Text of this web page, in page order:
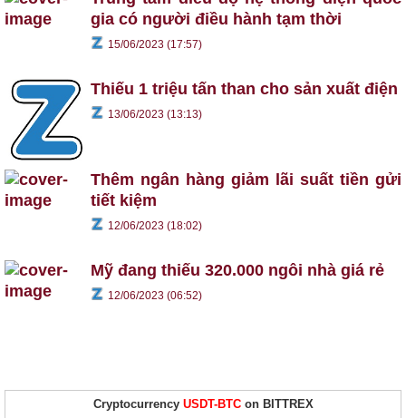
gia có người điều hành tạm thời
15/06/2023 (17:57)
Thiếu 1 triệu tấn than cho sản xuất điện
13/06/2023 (13:13)
Thêm ngân hàng giảm lãi suất tiền gửi
tiết kiệm
12/06/2023 (18:02)
Mỹ đang thiếu 320.000 ngôi nhà giá rẻ
12/06/2023 (06:52)
Cryptocurrency USDT-BTCon BITTREX